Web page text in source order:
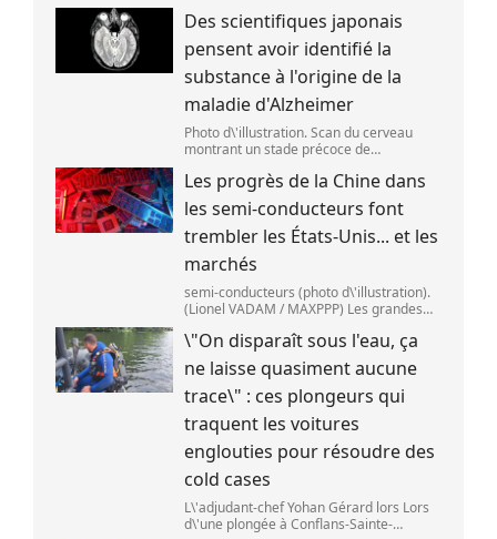
Des scientifiques japonais
pensent avoir identifié la
substance à l'origine de la
maladie d'Alzheimer
Photo d\'illustration. Scan du cerveau
montrant un stade précoce de
2025 à Londres,en Angleterre. (Peter
Dazeley / Getty Images Europe)
Les progrès de la Chine dans
les semi-conducteurs font
trembler les États-Unis... et les
marchés
semi-conducteurs (photo d\'illustration).
(Lionel VADAM / MAXPPP) Les grandes
de bourse reculer,mardi 28 juillet,après
deux annonces venues de Chine. Au cœu
\"On disparaît sous l'eau, ça
ne laisse quasiment aucune
trace\" : ces plongeurs qui
traquent les voitures
englouties pour résoudre des
cold cases
L\'adjudant-chef Yohan Gérard lors Lors
d\'une plongée à Conflans-Sainte-